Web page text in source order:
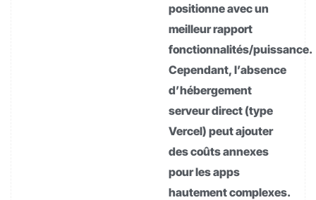
positionne avec un
meilleur rapport
fonctionnalités/puissance.
Cependant, l’absence
d’hébergement
serveur direct (type
Vercel) peut ajouter
des coûts annexes
pour les apps
hautement complexes.